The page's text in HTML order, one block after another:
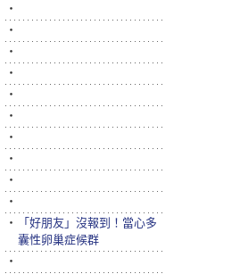
‧
‧
‧
‧
‧
‧
‧
‧
‧
‧
‧
「好朋友」沒報到！當心多
囊性卵巢症候群
‧